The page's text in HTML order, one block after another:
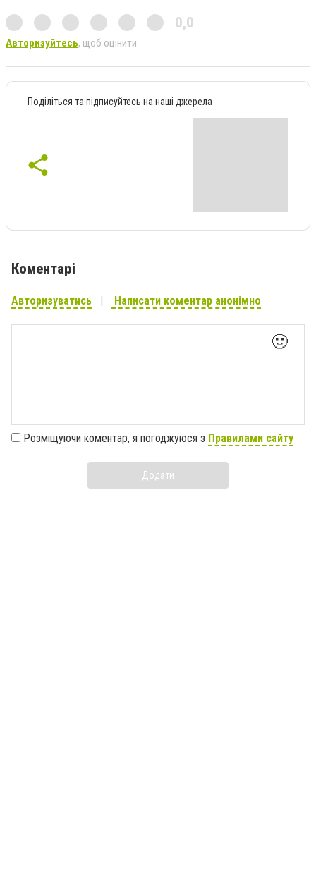
0,0
Авторизуйтесь, щоб оцінити
Поділіться та підписуйтесь на наші джерела
Коментарі
Авторизуватись Написати коментар анонімно
🙂
Розміщуючи коментар, я погоджуюся з Правилами сайту
Додати